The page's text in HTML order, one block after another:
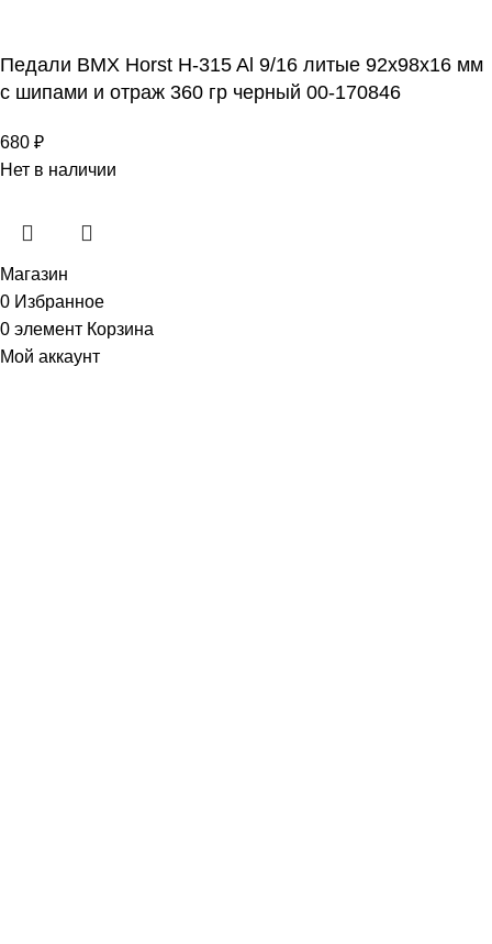
Педали BMX Horst H-315 Al 9/16 литые 92х98х16 мм
с шипами и отраж 360 гр черный 00-170846
680 ₽
Нет в наличии
Магазин
0 Избранное
0 элемент Корзина
Мой аккаунт